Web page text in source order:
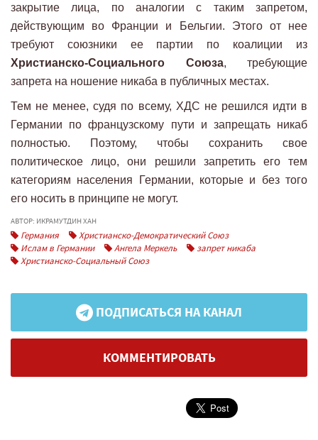
закрытие лица, по аналогии с таким запретом,
действующим во Франции и Бельгии. Этого от нее
требуют союзники ее партии по коалиции из
Христианско-Социального Союза, требующие
запрета на ношение никаба в публичных местах.
Тем не менее, судя по всему, ХДС не решился идти в
Германии по французскому пути и запрещать никаб
полностью. Поэтому, чтобы сохранить свое
политическое лицо, они решили запретить его тем
категориям населения Германии, которые и без того
его носить в принципе не могут.
АВТОР: ИКРАМУТДИН ХАН
Германия
Христианско-Демократический Союз
Ислам в Германии
Ангела Меркель
запрет никаба
Христианско-Социальный Союз
ПОДПИСАТЬСЯ НА КАНАЛ
КОММЕНТИРОВАТЬ